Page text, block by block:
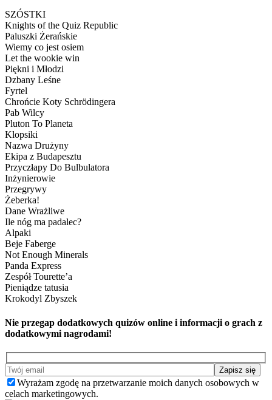
SZÓSTKI
Knights of the Quiz Republic
Paluszki Żerańskie
Wiemy co jest osiem
Let the wookie win
Piękni i Młodzi
Dzbany Leśne
Fyrtel
Chrońcie Koty Schrödingera
Pab Wilcy
Pluton To Planeta
Klopsiki
Nazwa Drużyny
Ekipa z Budapesztu
Przyczłapy Do Bulbulatora
Inżynierowie
Przegrywy
Żeberka!
Dane Wrażliwe
Ile nóg ma padalec?
Alpaki
Beje Faberge
Not Enough Minerals
Panda Express
Zespół Tourette’a
Pieniądze tatusia
Krokodyl Zbyszek
Nie przegap dodatkowych quizów online i informacji o grach z
dodatkowymi nagrodami!
Wyrażam zgodę na przetwarzanie moich danych osobowych w
celach marketingowych.